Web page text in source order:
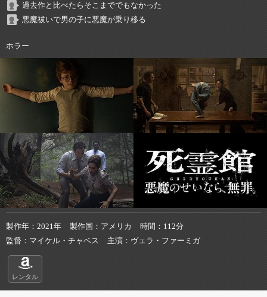
過去作と比べたらそこまででもなかった
悪魔祓いで男の子に悪魔が乗り移る
ホラー
製作年 2021年 製作国 アメリカ 時間
112分
監督
マイケル・チャベス 主演 ヴェラ・ファーミガ
レンタル